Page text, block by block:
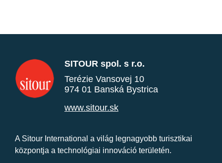
SITOUR spol. s r.o.
Terézie Vansovej 10
974 01 Banská Bystrica
www.sitour.sk
A Sitour International a világ legnagyobb turisztikai
központja a technológiai innováció területén.